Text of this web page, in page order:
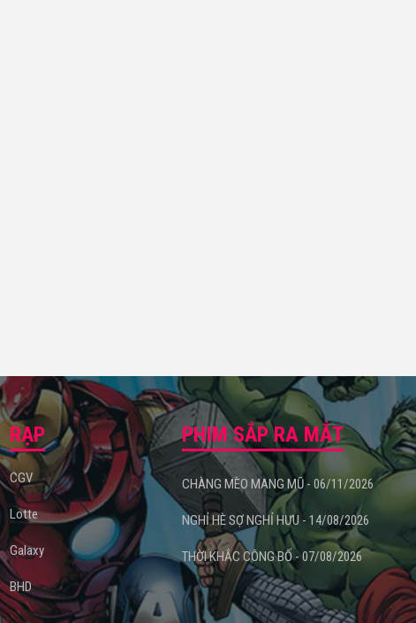
RẠP
CGV
Lotte
Galaxy
BHD
PHIM SẮP RA MẮT
CHÀNG MÈO MANG MŨ - 06/11/2026
NGHỈ HÈ SỢ NGHỈ HƯU - 14/08/2026
THỜI KHẮC CÔNG BỐ - 07/08/2026